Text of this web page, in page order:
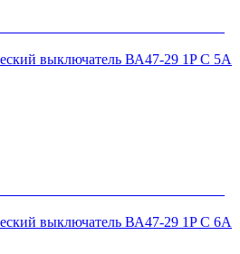
выключатель ВА47-29 1P C 5А
выключатель ВА47-29 1P C 6А